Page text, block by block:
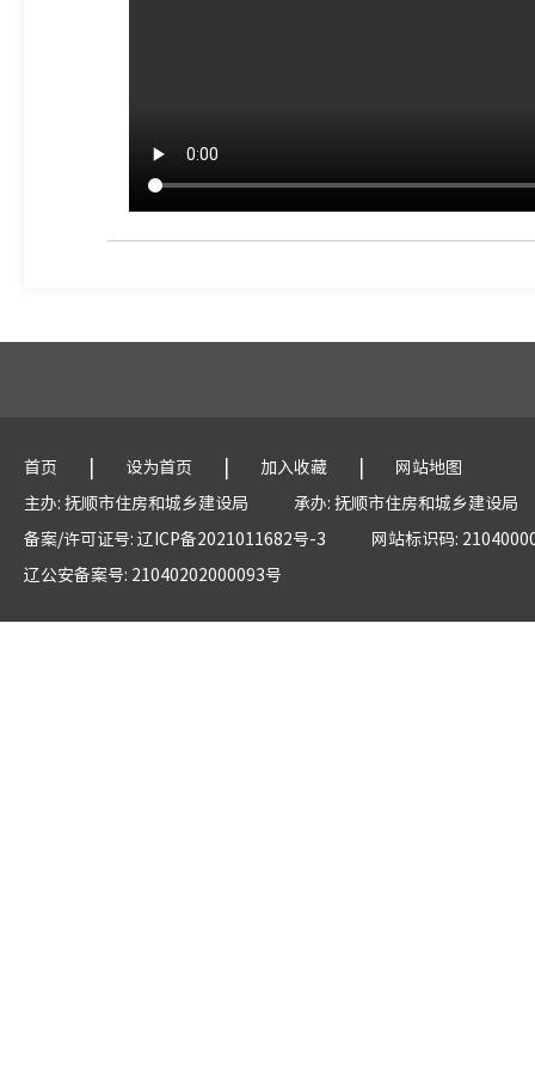
首页 | 设为首页 | 加入收藏 |
网站地图
主办: 抚顺市住房和城乡建设局
承办: 抚顺市住房和城乡建设局
备案/许可证号: 辽ICP备2021011682号-3
网站标识码:
辽公安备案号: 21040202000093号